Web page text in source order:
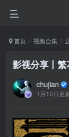
首页 视频合集
影视分享丨
chujian
1月10日更